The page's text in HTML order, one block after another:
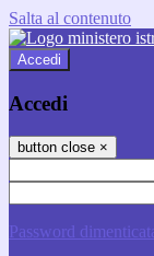
Salta al contenuto
Accedi
Accedi
button close ×
Password